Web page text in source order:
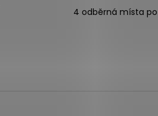
4 odběrná místa po